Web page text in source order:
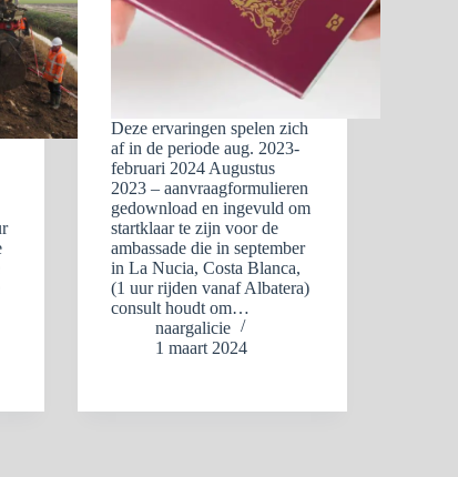
Deze ervaringen spelen zich
af in de periode aug. 2023-
februari 2024 Augustus
2023 – aanvraagformulieren
gedownload en ingevuld om
startklaar te zijn voor de
ambassade die in september
in La Nucia, Costa Blanca,
(1 uur rijden vanaf Albatera)
consult houdt om…
naargalicie
1 maart 2024